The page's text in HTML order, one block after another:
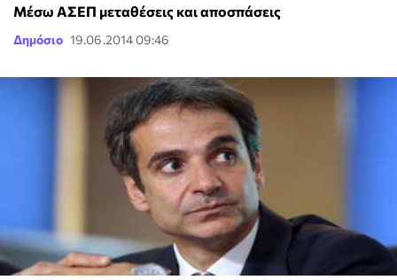
Μέσω ΑΣΕΠ μεταθέσεις και αποσπάσεις
Δημόσιο 19.06.2014 09:46